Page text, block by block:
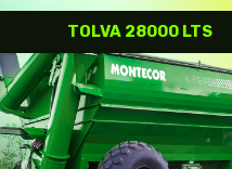
TOLVA 28000 LTS